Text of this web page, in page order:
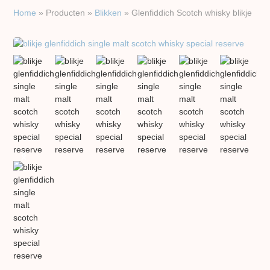
Home » Producten » Blikken »Glenfiddich Scotch whisky blikje
previous